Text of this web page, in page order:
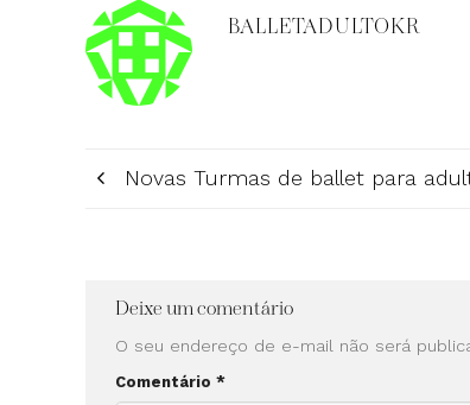
BALLETADULTOKR
Novas Turmas de ballet para
Deixe um comentário
O seu endereço de e-mail não será
Comentário *